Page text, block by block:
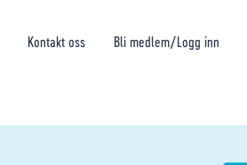
Kontakt oss Bli medlem/Logg inn